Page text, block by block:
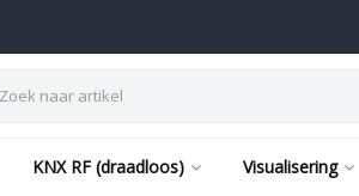
KNX RF (draadloos) Visualisering